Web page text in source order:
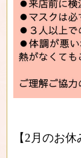
【2月のお休